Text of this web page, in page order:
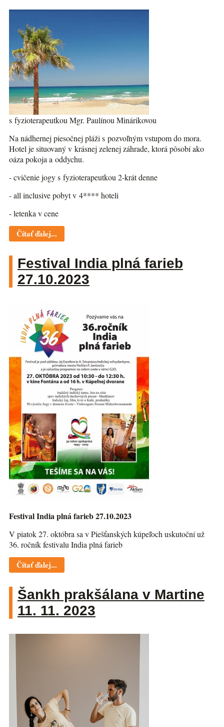
s fyzioterapeutkou Mgr. Paulínou Minárikovou
Na nádhernej piesočnej pláži s pozvoľným vstupom do mora.
Hotel je situovaný v krásnej zelenej záhrade, ktorá pôsobí ako
oáza pokoja a oddychu.
- cvičenie jogy s fyzioterapeutkou 2-krát denne
- all inclusive pobyt v 4**** hoteli
- letenka v cene
Čítať ďalej...
Festival India plná farieb
27.10.2023
Festival India plná farieb 27.10.2023
V piatok 27. októbra sa v Piešťanských kúpeľoch uskutoční už
36. ročník festivalu India plná farieb
Čítať ďalej...
Šankh prakšálana v Martine
11. 11. 2023